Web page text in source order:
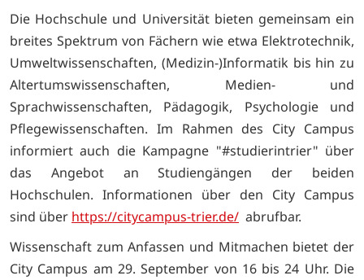
Die Hochschule und Universität bieten gemeinsam ein
breites Spektrum von Fächern wie etwa Elektrotechnik,
Umweltwissenschaften, (Medizin-)Informatik bis hin zu
Altertumswissenschaften, Medien- und
Sprachwissenschaften, Pädagogik, Psychologie und
Pflegewissenschaften. Im Rahmen des City Campus
informiert auch die Kampagne "#studierintrier" über
das Angebot an Studiengängen der beiden
Hochschulen. Informationen über den City Campus
sind über https://citycampus-trier.de/ abrufbar.
Wissenschaft zum Anfassen und Mitmachen bietet der
City Campus am 29. September von 16 bis 24 Uhr. Die